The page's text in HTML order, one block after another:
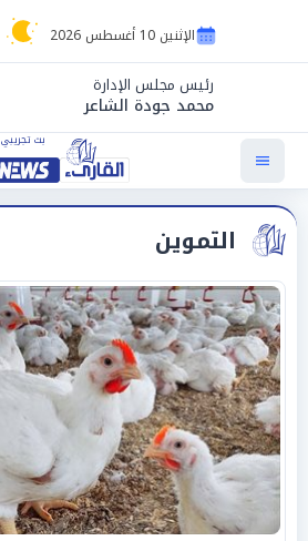
الإثنين 10 أغسطس 2026
رئيس مجلس الإدارة
محمد جودة الشاعر
التموين